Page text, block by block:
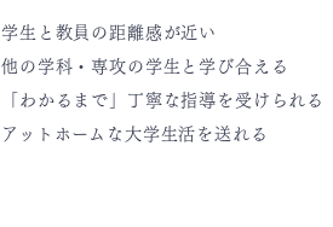
学生と教員の距離感が近い
他の学科・専攻の学生と学び合える
「わかるまで」丁寧な指導を受けられる
アットホームな大学生活を送れる